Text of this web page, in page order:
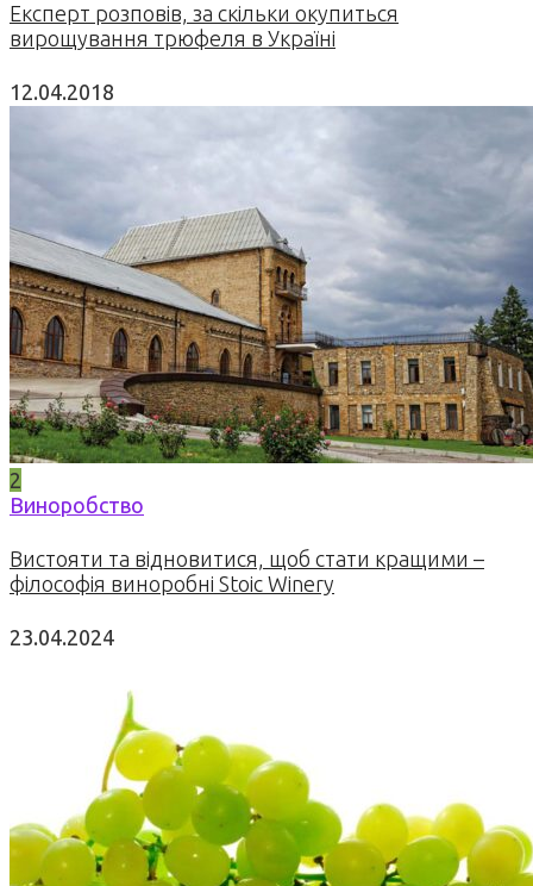
Експерт розповів, за скільки окупиться
вирощування трюфеля в Україні
12.04.2018
2
Виноробство
Вистояти та відновитися, щоб стати кращими –
філософія виноробні Stoic Winery
23.04.2024